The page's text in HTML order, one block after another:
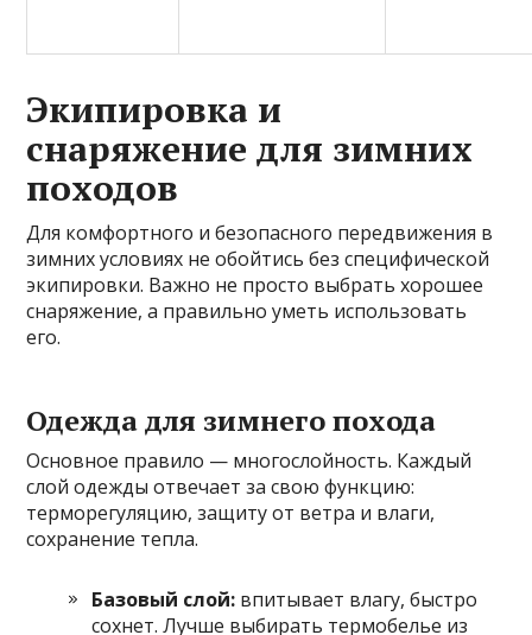
Экипировка и
снаряжение для зимних
походов
Для комфортного и безопасного передвижения в
зимних условиях не обойтись без специфической
экипировки. Важно не просто выбрать хорошее
снаряжение, а правильно уметь использовать
его.
Одежда для зимнего похода
Основное правило — многослойность. Каждый
слой одежды отвечает за свою функцию:
терморегуляцию, защиту от ветра и влаги,
сохранение тепла.
Базовый слой: впитывает влагу, быстро
сохнет. Лучше выбирать термобелье из